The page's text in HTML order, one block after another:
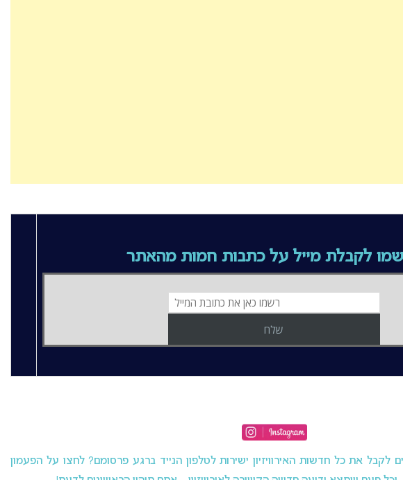
לקבלת מייל על כתבות חמות מהאתר
לקבל את כל חדשות האירוויזיון ישירות לטלפון הנייד ברגע פרסומם? לחצו על הפעמון